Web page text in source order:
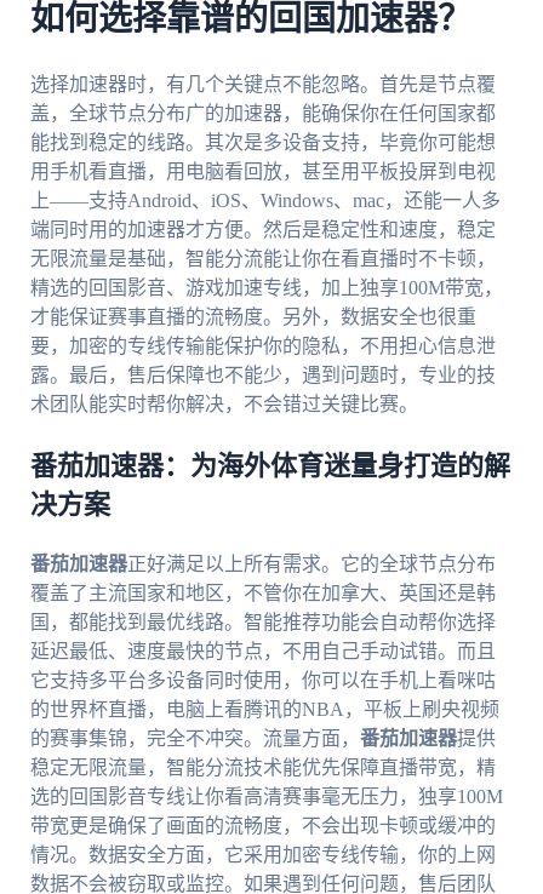
如何选择靠谱的回国加速器？
选择加速器时，有几个关键点不能忽略。首先是节点覆
盖，全球节点分布广的加速器，能确保你在任何国家都
能找到稳定的线路。其次是多设备支持，毕竟你可能想
用手机看直播，用电脑看回放，甚至用平板投屏到电视
上——支持Android、iOS、Windows、mac，还能一人多
端同时用的加速器才方便。然后是稳定性和速度，稳定
无限流量是基础，智能分流能让你在看直播时不卡顿，
精选的回国影音、游戏加速专线，加上独享100M带宽，
才能保证赛事直播的流畅度。另外，数据安全也很重
要，加密的专线传输能保护你的隐私，不用担心信息泄
露。最后，售后保障也不能少，遇到问题时，专业的技
术团队能实时帮你解决，不会错过关键比赛。
番茄加速器：为海外体育迷量身打造的解
决方案
番茄加速器正好满足以上所有需求。它的全球节点分布
覆盖了主流国家和地区，不管你在加拿大、英国还是韩
国，都能找到最优线路。智能推荐功能会自动帮你选择
延迟最低、速度最快的节点，不用自己手动试错。而且
它支持多平台多设备同时使用，你可以在手机上看咪咕
的世界杯直播，电脑上看腾讯的NBA，平板上刷央视频
的赛事集锦，完全不冲突。流量方面， 番茄加速器提供
稳定无限流量，智能分流技术能优先保障直播带宽，精
选的回国影音专线让你看高清赛事毫无压力，独享100M
带宽更是确保了画面的流畅度，不会出现卡顿或缓冲的
情况。数据安全方面，它采用加密专线传输，你的上网
数据不会被窃取或监控。如果遇到任何问题，售后团队